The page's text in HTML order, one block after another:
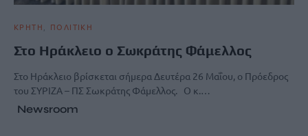
ΚΡΗΤΗ ΠΟΛΙΤΙΚΗ
Στο Ηράκλειο ο Σωκράτης Φάμελλος
Στο Ηράκλειο βρίσκεται σήμερα Δευτέρα 26 Μαΐου, ο Πρόεδρος
του ΣΥΡΙΖΑ – ΠΣ Σωκράτης Φάμελλος. Ο κ.…
Newsroom